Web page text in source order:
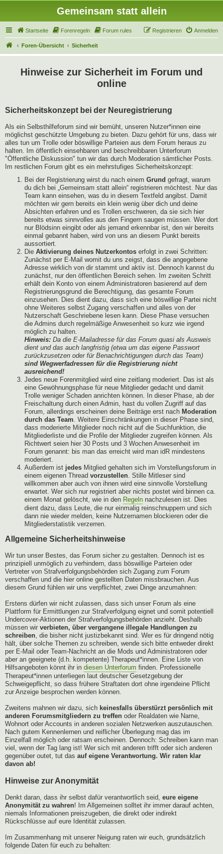
Gemeinsam statt allein
Startseite Forenregeln Forum rules Anmelden
Registrieren
Foren-Übersicht Sicherheit
Hinweise zur Sicherheit im Forum und
online
Sicherheitskonzept bei der Neuregistrierung
Als ein Selbsthilfeforum sind wir bemüht, unseren Nutzer*innen eine
möglichst geschützte Umgebung zu bieten. Dazu gehört für uns, dass wir
alles tun um Trolle oder böswillige Parteien aus dem Forum heraus zu
halten. Im öffentlich einsehbaren und beschreibbaren Unterforum
"Öffentliche Diskussion" tun wir das durch Moderation sämtlicher Posts.
Im restlichen Forum gibt es ein mehrstufiges Sicherheitskonzept:
Bei der Registrierung wirst du nach einem Grund gefragt, warum
du dich bei „Gemeinsam statt allein“ registrieren möchtest. Nur das
Team kann einsehen, was du in diesem Textfeld angibst. Damit
möchten wir gern bereits ein klein wenig über dich und deine
Absichten erfahren und es Trollen erschweren, da sie sich hier
bereits etwas sinnvolles aus den Fingern saugen müssen. Wer dort
nur Blödsinn eingibt oder als jemand erkennbar ist, den wir bereits
einmal gebannt haben, wird von uns an diesem Punkt bereits
aussortiert.
Die Aktivierung deines Nutzerkontos erfolgt in zwei Schritten:
Zunächst per E-Mail womit du uns zeigst, dass die angegebene
Adresse wirklich von dir stammt und aktiv ist. Dennoch kannst du
zunächst, nur den öffentlichen Bereich sehen. Im zweiten Schritt
erhält dein Konto von einem Administratoren basierend auf dem
Registrierungsgrund die Berechtigung, das gesamte Forum
einzusehen. Dies dient dazu, dass sich eine böswillige Partei nicht
ohne Weiteres selbst Zugang verschaffen und alles von der
Nutzerschaft Geschriebene lesen kann. Diese Phase versuchen
die Admins durch regelmäßige Anwesenheit so kurz wie irgend
möglich zu halten.
Hinweis: Da die E-Mailadresse für das Forum quasi als Ausweis
dient und das auch langfristig (etwa um das eigene Passwort
zurückzusetzen oder für Benachrichtigungen durch das Team)
sind Wegwerfadressen für die Registrierung nicht
ausreichend!
Jedes neue Forenmitglied wird eine zeitlang moderiert. Das ist als
eine Gewöhnungsphase für neue Mitglieder gedacht und damit
Trolle weniger Schaden anrichten können. In dieser Phase, ab der
Freischaltung durch einen Admin, hast du vollen Zugriff auf das
Forum, allerdings erscheinen deine Beiträge erst nach Moderation
durch das Team. Weitere Einschränkungen in dieser Phase sind,
dass moderierte Mitglieder noch nicht auf die Suchfunktion, die
Mitgliederliste und die Profile der Mitglieder zugreifen können. Als
Richtwert seien hier 30 Posts und 3 Wochen Anwesenheit im
Forum genannt: bis man das erreicht wird man idR mindestens
moderiert.
Außerdem ist jedes Mitglied gehalten sich im Vorstellungsforum in
einem eigenen Thread vorzustellen. Stille Mitleser sind
willkommen aber auch von ihnen wird eine sinnvolle Vorstellung
erwartet. Wer sich nur registriert aber nichts postet wird binnen ca.
einem Monat gelöscht, wie in den Regeln nachzulesen ist. Dies
dient dazu, dass Leute, die nur einmalig reinschnuppern und sich
dann nie wieder melden, keine Nutzernamen blockieren oder die
Mitgliederstatistik verzerren.
Allgemeine Sicherheitshinweise
Wir tun unser Bestes, das Forum sicher zu gestalten. Dennoch ist es
prinzipiell unmöglich zu verhindern, dass böswillige Parteien oder
Vertreter von Strafverfolgungsbehörden sich Zugang zum Forum
verschaffen und die hier online gestellten Daten missbrauchen. Aus
diesem Grund fühlen wir uns verpflichtet, zwei Dinge anzumahnen:
Erstens dürfen wir nicht zulassen, dass sich unser Forum als eine
Plattform für Ermittlungen zur Strafverfolgung eignet und somit potentiell
Undercover-Aktionen der Strafverfolgungsbehörden anzieht. Deshalb
müssen wir verbieten, über vergangene illegale Handlungen zu
schreiben, die bisher nicht justizbekannt sind. Wer es für dringend nötig
hält, über solche Themen zu schreiben, wende sich bitte entweder direkt
per E-Mail oder Team-Nachricht an die Mods und Administratoren oder
aber an geeignete (d.h. kompetente) Therapeut*innen. Eine Liste von
Hilfsangeboten könnt ihr in diesen Unterforum finden. Professionelle
Therapeut*innen unterliegen laut deutscher Gesetzgebung der
Schweigepflicht, so dass frühere Straftaten dort ohne irgendeine Pflicht
zur Anzeige besprochen werden können.
Zweitens mahnen wir dazu, sich keinesfalls überstürzt persönlich mit
anderen Forumsmitgliedern zu treffen oder Realdaten wie Name,
Wohnort oder Accounts in anderen sozialen Netzwerken auszutauschen.
Nach gutem Kennenlernen und reiflicher Überlegung mag das im
Einzelfall möglich oder ratsam erscheinen. Dennoch: Schreiben kann man
viel, wenn der Tag lang ist! Wer sich mit anderen trifft oder sich anderen
gegenüber outet, tut das auf eigene Verantwortung. Wir raten klar
davon ab!
Hinweise zur Anonymität
Denkt daran, dass ihr selbst dafür verantwortlich seid, eure eigene
Anonymität zu wahren! Im Allgemeinen solltet ihr immer darauf achten,
niemals Informationen preiszugeben, die direkt oder indirekt
Rückschlüsse auf eure Identität zulassen.
Im Zusammenhang mit unserer Neigung raten wir euch, grundsätzlich
folgende Daten für euch zu behalten: